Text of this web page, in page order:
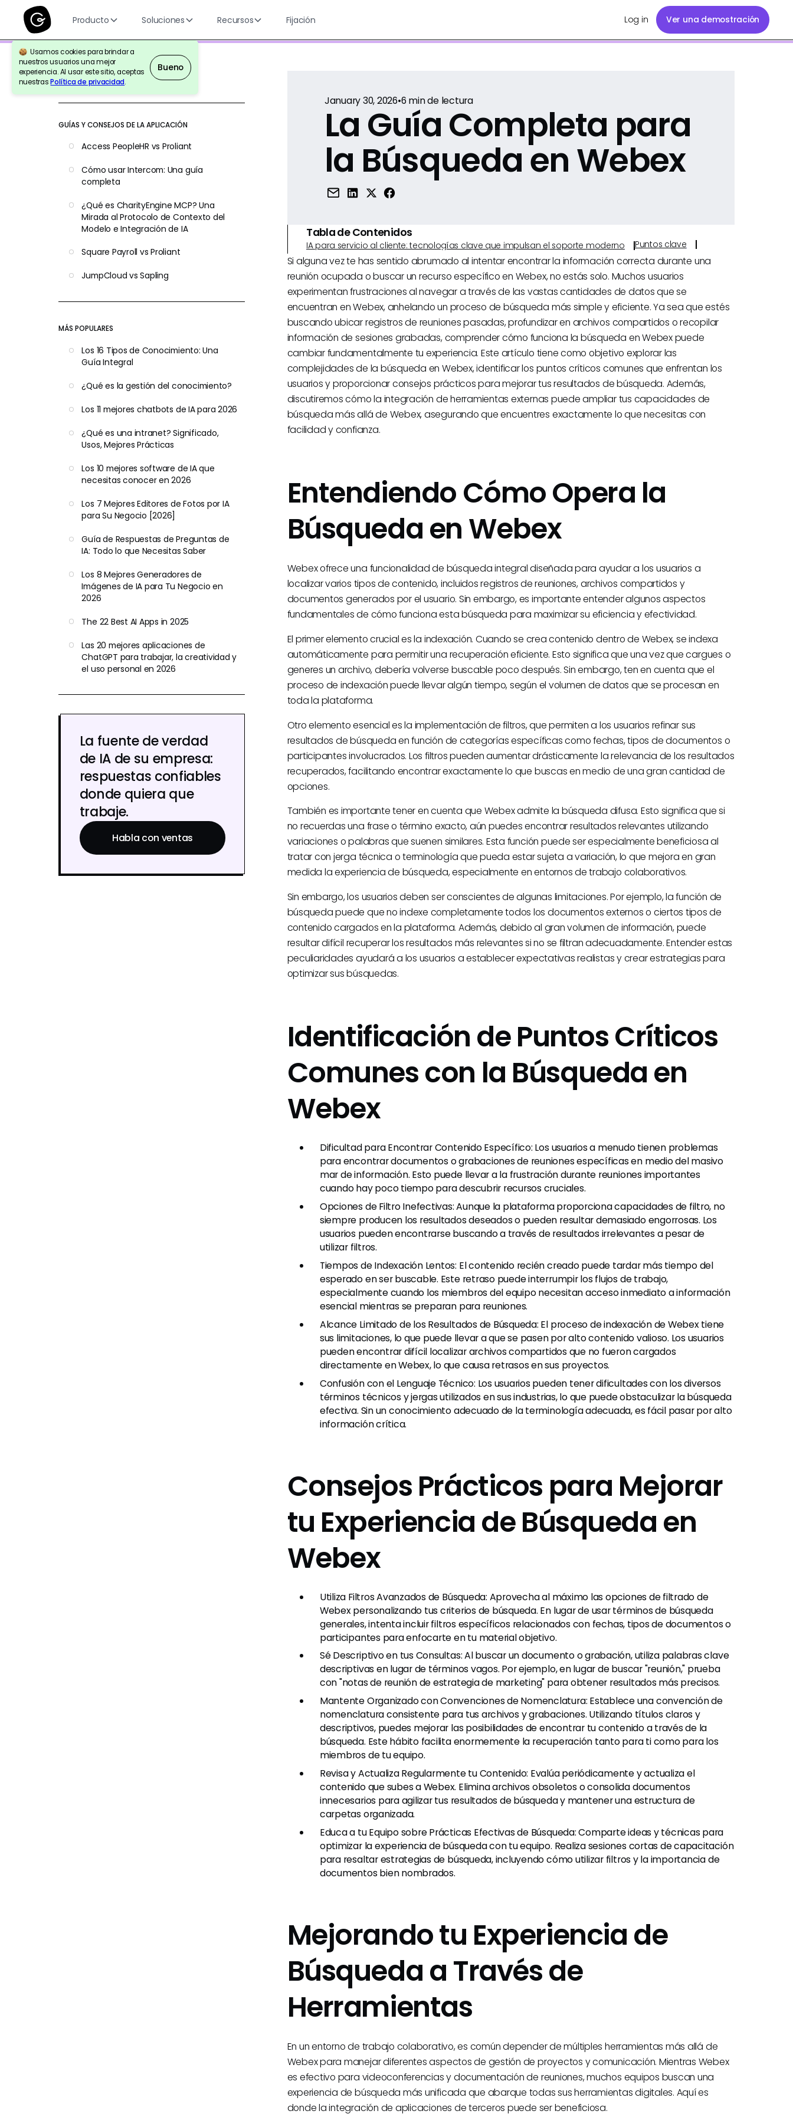
Producto Soluciones Recursos Fijación Log in Ver una demostración
Usamos cookies para brindar a
nuestros usuarios una mejor
experiencia. Al usar este sitio, aceptas
nuestrasPolítica de privacidad.
Bueno
Volver a la Referencia
GUÍAS Y CONSEJOS DE LA APLICACIÓN
Access PeopleHR vs Proliant
Cómo usar Intercom: Una guía
completa
¿Qué es CharityEngine MCP? Una
Mirada al Protocolo de Contexto del
Modelo e Integración de IA
Square Payroll vs Proliant
JumpCloud vs Sapling
MÁS POPULARES
Los 16 Tipos de Conocimiento: Una
Guía Integral
¿Qué es la gestión del conocimiento?
Los 11 mejores chatbots de IA para 2026
¿Qué es una intranet? Significado,
Usos, Mejores Prácticas
Los 10 mejores software de IA que
necesitas conocer en 2026
Los 7 Mejores Editores de Fotos por IA
para Su Negocio [2026]
Guía de Respuestas de Preguntas de
IA: Todo lo que Necesitas Saber
Los 8 Mejores Generadores de
Imágenes de IA para Tu Negocio en
2026
The 22 Best AI Apps in 2025
Las 20 mejores aplicaciones de
ChatGPT para trabajar, la creatividad y
el uso personal en 2026
La fuente de verdad
de IA de su empresa:
respuestas confiables
donde quiera que
trabaje.
Habla con ventas
January 30, 2026•6 min de lectura
La Guía Completa para
la Búsqueda en Webex
Tabla de Contenidos
IA para servicio al cliente: tecnologías clave que impulsan el soporte moderno Puntos clave
Si alguna vez te has sentido abrumado al intentar encontrar la información correcta durante una
reunión ocupada o buscar un recurso específico en Webex, no estás solo. Muchos usuarios
experimentan frustraciones al navegar a través de las vastas cantidades de datos que se
encuentran en Webex, anhelando un proceso de búsqueda más simple y eficiente. Ya sea que estés
buscando ubicar registros de reuniones pasadas, profundizar en archivos compartidos o recopilar
información de sesiones grabadas, comprender cómo funciona la búsqueda en Webex puede
cambiar fundamentalmente tu experiencia. Este artículo tiene como objetivo explorar las
complejidades de la búsqueda en Webex, identificar los puntos críticos comunes que enfrentan los
usuarios y proporcionar consejos prácticos para mejorar tus resultados de búsqueda. Además,
discutiremos cómo la integración de herramientas externas puede ampliar tus capacidades de
búsqueda más allá de Webex, asegurando que encuentres exactamente lo que necesitas con
facilidad y confianza.
Entendiendo Cómo Opera la
Búsqueda en Webex
Webex ofrece una funcionalidad de búsqueda integral diseñada para ayudar a los usuarios a
localizar varios tipos de contenido, incluidos registros de reuniones, archivos compartidos y
documentos generados por el usuario. Sin embargo, es importante entender algunos aspectos
fundamentales de cómo funciona esta búsqueda para maximizar su eficiencia y efectividad.
El primer elemento crucial es la indexación. Cuando se crea contenido dentro de Webex, se indexa
automáticamente para permitir una recuperación eficiente. Esto significa que una vez que cargues o
generes un archivo, debería volverse buscable poco después. Sin embargo, ten en cuenta que el
proceso de indexación puede llevar algún tiempo, según el volumen de datos que se procesan en
toda la plataforma.
Otro elemento esencial es la implementación de filtros, que permiten a los usuarios refinar sus
resultados de búsqueda en función de categorías específicas como fechas, tipos de documentos o
participantes involucrados. Los filtros pueden aumentar drásticamente la relevancia de los resultados
recuperados, facilitando encontrar exactamente lo que buscas en medio de una gran cantidad de
opciones.
También es importante tener en cuenta que Webex admite la búsqueda difusa. Esto significa que si
no recuerdas una frase o término exacto, aún puedes encontrar resultados relevantes utilizando
variaciones o palabras que suenen similares. Esta función puede ser especialmente beneficiosa al
tratar con jerga técnica o terminología que pueda estar sujeta a variación, lo que mejora en gran
medida la experiencia de búsqueda, especialmente en entornos de trabajo colaborativos.
Sin embargo, los usuarios deben ser conscientes de algunas limitaciones. Por ejemplo, la función de
búsqueda puede que no indexe completamente todos los documentos externos o ciertos tipos de
contenido cargados en la plataforma. Además, debido al gran volumen de información, puede
resultar difícil recuperar los resultados más relevantes si no se filtran adecuadamente. Entender estas
peculiaridades ayudará a los usuarios a establecer expectativas realistas y crear estrategias para
optimizar sus búsquedas.
Identificación de Puntos Críticos
Comunes con la Búsqueda en
Webex
Dificultad para Encontrar Contenido Específico: Los usuarios a menudo tienen problemas
para encontrar documentos o grabaciones de reuniones específicas en medio del masivo
mar de información. Esto puede llevar a la frustración durante reuniones importantes
cuando hay poco tiempo para descubrir recursos cruciales.
Opciones de Filtro Inefectivas: Aunque la plataforma proporciona capacidades de filtro, no
siempre producen los resultados deseados o pueden resultar demasiado engorrosas. Los
usuarios pueden encontrarse buscando a través de resultados irrelevantes a pesar de
utilizar filtros.
Tiempos de Indexación Lentos: El contenido recién creado puede tardar más tiempo del
esperado en ser buscable. Este retraso puede interrumpir los flujos de trabajo,
especialmente cuando los miembros del equipo necesitan acceso inmediato a información
esencial mientras se preparan para reuniones.
Alcance Limitado de los Resultados de Búsqueda: El proceso de indexación de Webex tiene
sus limitaciones, lo que puede llevar a que se pasen por alto contenido valioso. Los usuarios
pueden encontrar difícil localizar archivos compartidos que no fueron cargados
directamente en Webex, lo que causa retrasos en sus proyectos.
Confusión con el Lenguaje Técnico: Los usuarios pueden tener dificultades con los diversos
términos técnicos y jergas utilizados en sus industrias, lo que puede obstaculizar la búsqueda
efectiva. Sin un conocimiento adecuado de la terminología adecuada, es fácil pasar por alto
información crítica.
Consejos Prácticos para Mejorar
tu Experiencia de Búsqueda en
Webex
Utiliza Filtros Avanzados de Búsqueda: Aprovecha al máximo las opciones de filtrado de
Webex personalizando tus criterios de búsqueda. En lugar de usar términos de búsqueda
generales, intenta incluir filtros específicos relacionados con fechas, tipos de documentos o
participantes para enfocarte en tu material objetivo.
Sé Descriptivo en tus Consultas: Al buscar un documento o grabación, utiliza palabras clave
descriptivas en lugar de términos vagos. Por ejemplo, en lugar de buscar "reunión," prueba
con "notas de reunión de estrategia de marketing" para obtener resultados más precisos.
Mantente Organizado con Convenciones de Nomenclatura: Establece una convención de
nomenclatura consistente para tus archivos y grabaciones. Utilizando títulos claros y
descriptivos, puedes mejorar las posibilidades de encontrar tu contenido a través de la
búsqueda. Este hábito facilita enormemente la recuperación tanto para ti como para los
miembros de tu equipo.
Revisa y Actualiza Regularmente tu Contenido: Evalúa periódicamente y actualiza el
contenido que subes a Webex. Elimina archivos obsoletos o consolida documentos
innecesarios para agilizar tus resultados de búsqueda y mantener una estructura de
carpetas organizada.
Educa a tu Equipo sobre Prácticas Efectivas de Búsqueda: Comparte ideas y técnicas para
optimizar la experiencia de búsqueda con tu equipo. Realiza sesiones cortas de capacitación
para resaltar estrategias de búsqueda, incluyendo cómo utilizar filtros y la importancia de
documentos bien nombrados.
Mejorando tu Experiencia de
Búsqueda a Través de
Herramientas
En un entorno de trabajo colaborativo, es común depender de múltiples herramientas más allá de
Webex para manejar diferentes aspectos de gestión de proyectos y comunicación. Mientras Webex
es efectivo para videoconferencias y documentación de reuniones, muchos equipos buscan una
experiencia de búsqueda más unificada que abarque todas sus herramientas digitales. Aquí es
donde la integración de aplicaciones de terceros puede ser beneficiosa.